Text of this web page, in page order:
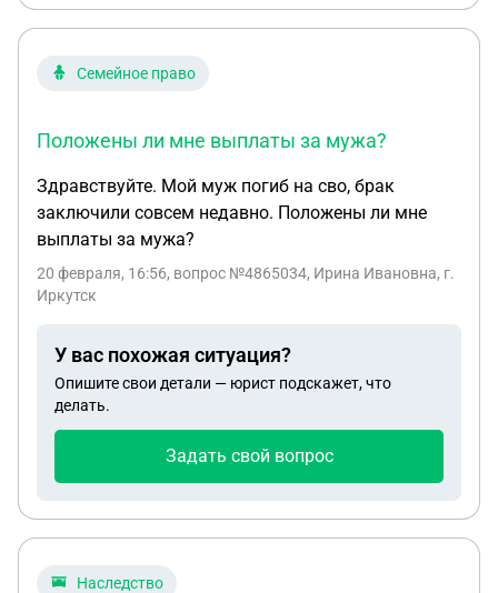
Семейное право
Положены ли мне выплаты за мужа?
Здравствуйте. Мой муж погиб на сво, брак
заключили совсем недавно. Положены ли мне
выплаты за мужа?
20 февраля, 16:56, вопрос №4865034, Ирина Ивановна, г.
Иркутск
У вас похожая ситуация?
Опишите свои детали — юрист подскажет, что
делать.
Задать свой вопрос
Наследство